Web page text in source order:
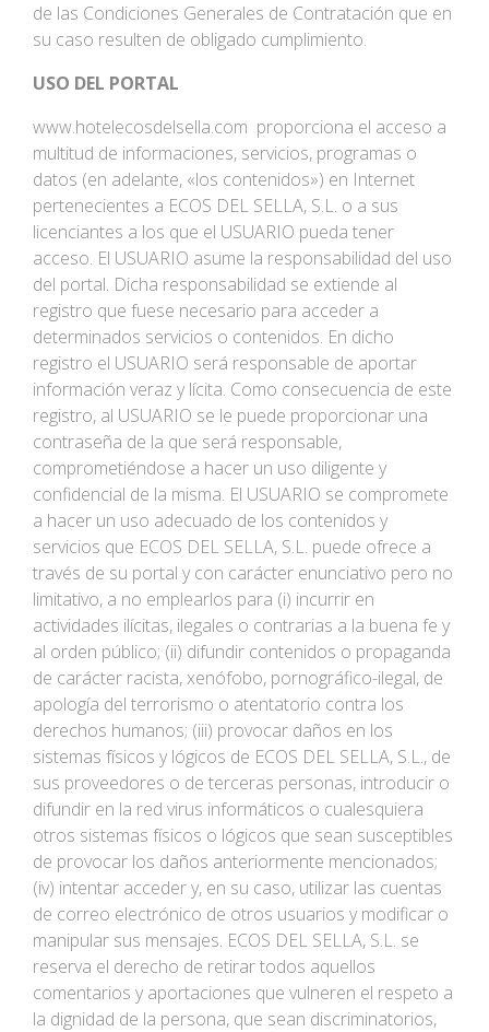
de las Condiciones Generales de Contratación que en
su caso resulten de obligado cumplimiento.
USO DEL PORTAL
www.hotelecosdelsella.com proporciona el acceso a
multitud de informaciones, servicios, programas o
datos (en adelante, «los contenidos») en Internet
pertenecientes a ECOS DEL SELLA, S.L. o a sus
licenciantes a los que el USUARIO pueda tener
acceso. El USUARIO asume la responsabilidad del uso
del portal. Dicha responsabilidad se extiende al
registro que fuese necesario para acceder a
determinados servicios o contenidos. En dicho
registro el USUARIO será responsable de aportar
información veraz y lícita. Como consecuencia de este
registro, al USUARIO se le puede proporcionar una
contraseña de la que será responsable,
comprometiéndose a hacer un uso diligente y
confidencial de la misma. El USUARIO se compromete
a hacer un uso adecuado de los contenidos y
servicios que ECOS DEL SELLA, S.L. puede ofrece a
través de su portal y con carácter enunciativo pero no
limitativo, a no emplearlos para (i) incurrir en
actividades ilícitas, ilegales o contrarias a la buena fe y
al orden público; (ii) difundir contenidos o propaganda
de carácter racista, xenófobo, pornográfico-ilegal, de
apología del terrorismo o atentatorio contra los
derechos humanos; (iii) provocar daños en los
sistemas físicos y lógicos de ECOS DEL SELLA, S.L., de
sus proveedores o de terceras personas, introducir o
difundir en la red virus informáticos o cualesquiera
otros sistemas físicos o lógicos que sean susceptibles
de provocar los daños anteriormente mencionados;
(iv) intentar acceder y, en su caso, utilizar las cuentas
de correo electrónico de otros usuarios y modificar o
manipular sus mensajes. ECOS DEL SELLA, S.L. se
reserva el derecho de retirar todos aquellos
comentarios y aportaciones que vulneren el respeto a
la dignidad de la persona, que sean discriminatorios,